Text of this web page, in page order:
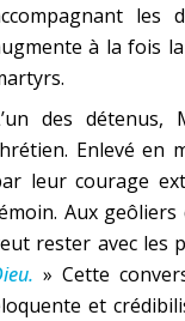
les
à la fois
des détenus,
Enlevé en
leur courage
Aux
rester avec les
» Cette
et